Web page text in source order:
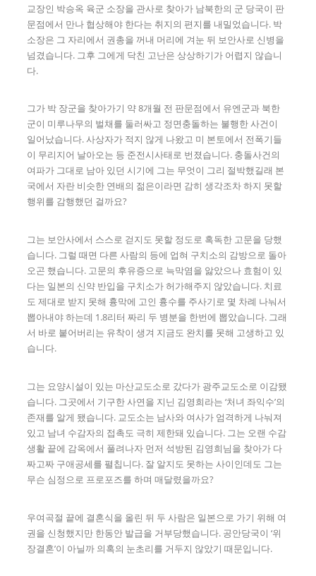
교장인 박승옥 육군 소장을 관사로 찾아가 남북한의 군 당국이 판
문점에서 만나 협상해야 한다는 취지의 편지를 내밀었습니다. 박
소장은 그 자리에서 권총을 꺼내 머리에 겨눈 뒤 보안사로 신병을
넘겼습니다. 그후 그에게 닥친 고난은 상상하기가 어렵지 않습니
다.
그가 박 장군을 찾아가기 약 8개월 전 판문점에서 유엔군과 북한
군이 미루나무의 벌채를 둘러싸고 정면충돌하는 불행한 사건이
일어났습니다. 사상자가 적지 않게 나왔고 미 본토에서 전폭기들
이 무리지어 날아오는 등 준전시사태로 번졌습니다. 충돌사건의
여파가 그대로 남아 있던 시기에 그는 무엇이 그리 절박했길래 본
국에서 자란 비슷한 연배의 젊은이라면 감히 생각조차 하지 못할
행위를 감행했던 걸까요?
그는 보안사에서 스스로 걷지도 못할 정도로 혹독한 고문을 당했
습니다. 그럴 때면 다른 사람의 등에 업혀 구치소의 감방으로 돌아
오곤 했습니다. 고문의 후유증으로 늑막염을 앓았으나 효험이 있
다는 일본의 신약 반입을 구치소가 허가해주지 않았습니다. 치료
도 제대로 받지 못해 흉막에 고인 흉수를 주사기로 몇 차례 나눠서
뽑아내야 하는데 1.8리터 짜리 두 병분을 한번에 뽑았습니다. 그래
서 바로 붙어버리는 유착이 생겨 지금도 완치를 못해 고생하고 있
습니다.
그는 요양시설이 있는 마산교도소로 갔다가 광주교도소로 이감됐
습니다. 그곳에서 기구한 사연을 지닌 김영희라는 ‘처녀 좌익수’의
존재를 알게 됐습니다. 교도소는 남사와 여사가 엄격하게 나눠져
있고 남녀 수감자의 접촉도 극히 제한돼 있습니다. 그는 오랜 수감
생활 끝에 감옥에서 풀려나자 먼저 석방된 김영희님을 찾아가 다
짜고짜 구애공세를 펼칩니다. 잘 알지도 못하는 사이인데도 그는
무슨 심정으로 프로포즈를 하며 매달렸을까요?
우여곡절 끝에 결혼식을 올린 뒤 두 사람은 일본으로 가기 위해 여
권을 신청했지만 한동안 발급을 거부당했습니다. 공안당국이 ‘위
장결혼’이 아닐까 의혹의 눈초리를 거두지 않았기 때문입니다.